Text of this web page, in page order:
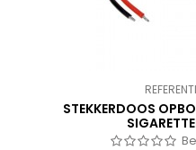
STEKKERDOOS